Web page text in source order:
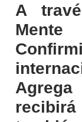
A
Mente